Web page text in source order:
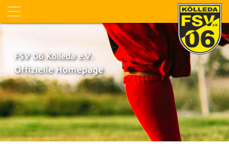
FSV 06 Kölleda e.V.
Offizielle Homepage